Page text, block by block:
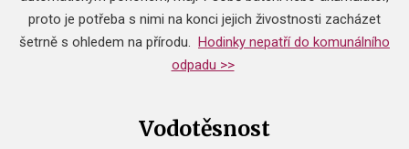
proto je potřeba s nimi na konci jejich živostnosti zacházet
šetrně s ohledem na přírodu. Hodinky nepatří do komunálního
odpadu >>
Vodotěsnost